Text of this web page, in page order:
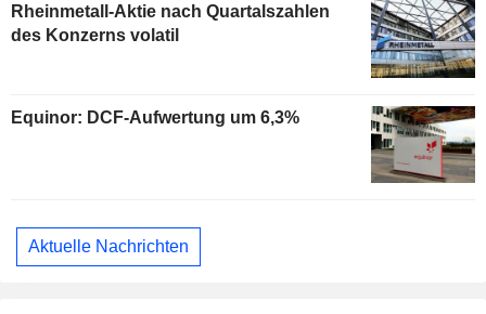
Rheinmetall-Aktie nach Quartalszahlen
des Konzerns volatil
Equinor: DCF-Aufwertung um 6,3%
Aktuelle Nachrichten